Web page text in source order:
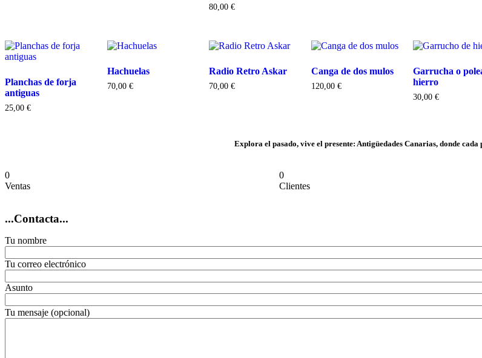
80,00 €
Planchas de forja
antiguas
25,00 €
Hachuelas
70,00 €
Radio Retro Askar
70,00 €
Canga de dos mulos
120,00 €
Garrucha o
hierro
30,00 €
Explora el pasado, vive el presente: Antigüedades Canarias, donde cada
0
Ventas
0
Clientes
...Contacta...
Tu nombre
Tu correo electrónico
Asunto
Por
Tu mensaje (opcional)